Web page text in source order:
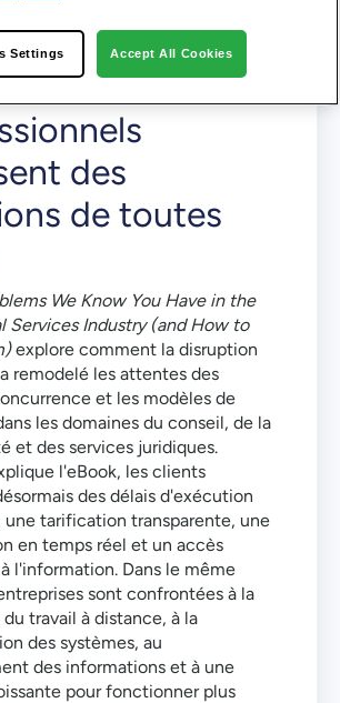
les cabinets
des
de toutes
We Know You Have in the
Services Industry (and How to
explore comment la disruption
remodelé les attentes des
et les modèles de
les domaines du conseil, de la
et des services juridiques.
l'eBook, les clients
des délais d'exécution
une tarification transparente, une
en temps réel et un accès
l'information. Dans le même
sont confrontées à la
travail à distance, à la
des systèmes, au
des informations et à une
pour fonctionner plus
Settings Accept All Cookies